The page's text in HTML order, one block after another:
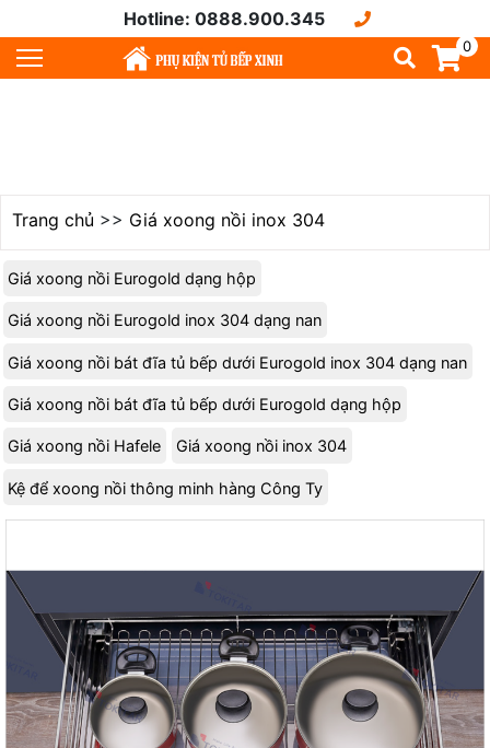
Hotline: 0888.900.345
0
Trang chủ >> Giá xoong nồi inox 304
Giá xoong nồi Eurogold dạng hộp
Giá xoong nồi Eurogold inox 304 dạng nan
Giá xoong nồi bát đĩa tủ bếp dưới Eurogold inox 304 dạng nan
Giá xoong nồi bát đĩa tủ bếp dưới Eurogold dạng hộp
Giá xoong nồi Hafele Giá xoong nồi inox 304
Kệ để xoong nồi thông minh hàng Công Ty